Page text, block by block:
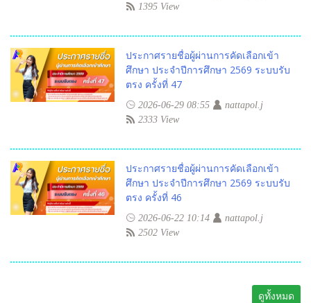
1395 View
ประกาศรายชื่อผู้ผ่านการคัดเลือกเข้า
ศึกษา ประจำปีการศึกษา 2569 ระบบรับ
ตรง ครั้งที่ 47
2026-06-29 08:55
nattapol.j
2333 View
ประกาศรายชื่อผู้ผ่านการคัดเลือกเข้า
ศึกษา ประจำปีการศึกษา 2569 ระบบรับ
ตรง ครั้งที่ 46
2026-06-22 10:14
nattapol.j
2502 View
ดูทั้งหมด